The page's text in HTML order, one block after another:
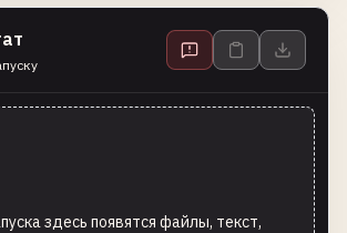
здесь появятся файлы, текст,